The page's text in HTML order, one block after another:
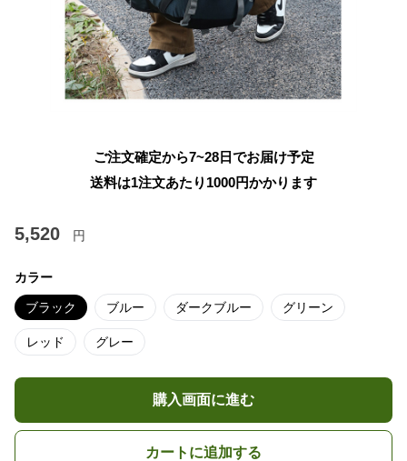
ご注文確定から7~28日でお届け予定
送料は1注文あたり 1000円かかります
5,520 円
カラー
ブラック ブルー ダークブルー グリーン
レッド グレー
購入画面に進む
カートに追加する